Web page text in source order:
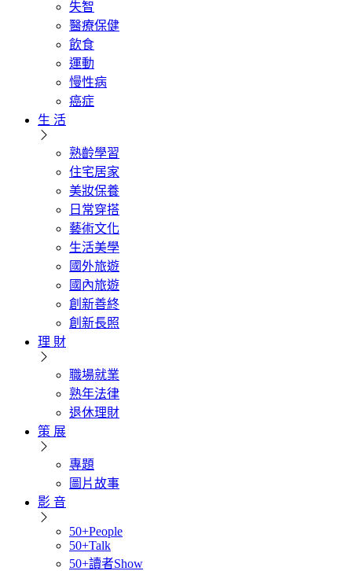
失智
醫療保健
飲食
運動
慢性病
癌症
生 活
熟齡學習
住宅居家
美妝保養
日常穿搭
藝術文化
生活美學
國外旅遊
國內旅遊
創新善終
創新長照
理 財
職場就業
熟年法律
退休理財
策 展
專題
圖片故事
影 音
50+People
50+Talk
50+讀者Show